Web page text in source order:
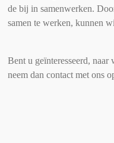
de bij in samenwerken.
samen te werken, kunnen
Bent u geïnteresseerd,
neem dan contact met ons